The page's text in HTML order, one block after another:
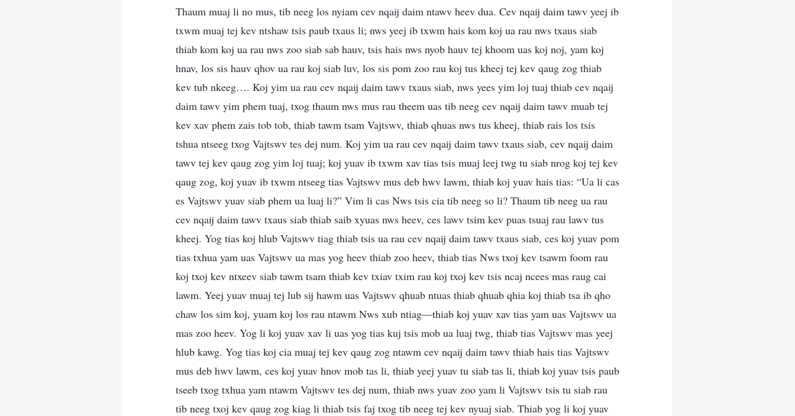
Thaum muaj li no mus, tib neeg los nyiam cev nqaij daim ntawv heev dua. Cev nqaij daim tawv yeej ib
txwm muaj tej kev ntshaw tsis paub txaus li; nws yeej ib txwm hais kom koj ua rau nws txaus siab
thiab kom koj ua rau nws zoo siab sab hauv, tsis hais nws nyob hauv tej khoom uas koj noj, yam koj
hnav, los sis hauv qhov ua rau koj siab luv, los sis pom zoo rau koj tus kheej tej kev qaug zog thiab
kev tub nkeeg…. Koj yim ua rau cev nqaij daim tawv txaus siab, nws yees yim loj tuaj thiab cev nqaij
daim tawv yim phem tuaj, txog thaum nws mus rau theem uas tib neeg cev nqaij daim tawv muab tej
kev xav phem zais tob tob, thiab tawm tsam Vajtswv, thiab qhuas nws tus kheej, thiab rais los tsis
tshua ntseeg txog Vajtswv tes dej num. Koj yim ua rau cev nqaij daim tawv txaus siab, cev nqaij daim
tawv tej kev qaug zog yim loj tuaj; koj yuav ib txwm xav tias tsis muaj leej twg tu siab nrog koj tej kev
qaug zog, koj yuav ib txwm ntseeg tias Vajtswv mus deb hwv lawm, thiab koj yuav hais tias: “Ua li cas
es Vajtswv yuav siab phem ua luaj li?” Vim li cas Nws tsis cia tib neeg so li? Thaum tib neeg ua rau
cev nqaij daim tawv txaus siab thiab saib xyuas nws heev, ces lawv tsim kev puas tsuaj rau lawv tus
kheej. Yog tias koj hlub Vajtswv tiag thiab tsis ua rau cev nqaij daim tawv txaus siab, ces koj yuav pom
tias txhua yam uas Vajtswv ua mas yog heev thiab zoo heev, thiab tias Nws txoj kev tsawm foom rau
koj txoj kev ntxeev siab tawm tsam thiab kev txiav txim rau koj txoj kev tsis ncaj ncees mas raug cai
lawm. Yeej yuav muaj tej lub sij hawm uas Vajtswv qhuab ntuas thiab qhuab qhia koj thiab tsa ib qho
chaw los sim koj, yuam koj los rau ntawm Nws xub ntiag—thiab koj yuav xav tias yam uas Vajtswv ua
mas zoo heev. Yog li koj yuav xav li uas yog tias kuj tsis mob ua luaj twg, thiab tias Vajtswv mas yeej
hlub kawg. Yog tias koj cia muaj tej kev qaug zog ntawm cev nqaij daim tawv thiab hais tias Vajtswv
mus deb hwv lawm, ces koj yuav hnov mob tas li, thiab yeej yuav tu siab tas li, thiab koj yuav tsis paub
tseeb txog txhua yam ntawm Vajtswv tes dej num, thiab nws yuav zoo yam li Vajtswv tsis tu siab rau
tib neeg txoj kev qaug zog kiag li thiab tsis faj txog tib neeg tej kev nyuaj siab. Thiab yog li koj yuav